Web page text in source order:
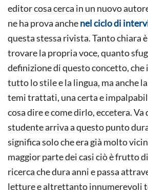
editor cosa cerca in un nuovo
ne ha prova anchenel ciclo di
questa stessa rivista. Tanto chiara
trovare la propria voce, quanto
definizione di questo concetto, che
tutto lo stile e la lingua, ma anche
temi trattati, una certa e
cosa dire e come dirlo, eccetera. Va
studente arriva a questo punto
significa solo che era già molto
maggior parte dei casi ciò è frutto
ricerca che dura anni e passa
letture e altrettanto innumerevoli